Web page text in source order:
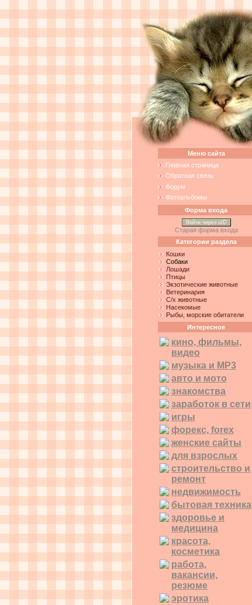
Меню сайта
Главная страница
Обратная связь
Форум
Фотоальбомы
Форма входа
Войти через uID
Старая форма входа
Категории раздела
Кошки
Собаки
Лошади
Птицы
Экзотические животные
Ветеринария
С/х животные
Насекомые
Рыбы, морские обитатели
Интересное
кино, фильмы,
видео
музыка и MP3
авто и мото
знакомства
заработок в сети
игры
форекс, forex
женские сайты
для взрослых
строительство и
ремонт
недвижимость
бытовая техника
здоровье и
медицина
красота,
косметика
работа,
вакансии,
резюме
эротика